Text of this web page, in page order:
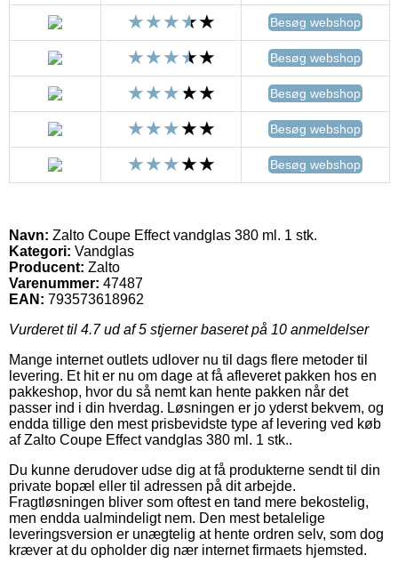
Besøg webshop
Besøg webshop
Besøg webshop
Besøg webshop
Besøg webshop
Navn: Zalto Coupe Effect vandglas 380 ml. 1 stk.
Kategori: Vandglas
Producent: Zalto
Varenummer: 47487
EAN: 793573618962
Vurderet til 4.7ud af 5 stjerner baseret på 10 anmeldelser
Mange internet outlets udlover nu til dags flere metoder til
levering. Et hit er nu om dage at få afleveret pakken hos en
pakkeshop, hvor du så nemt kan hente pakken når det
passer ind i din hverdag. Løsningen er jo yderst bekvem, og
endda tillige den mest prisbevidste type af levering ved køb
af Zalto Coupe Effect vandglas 380 ml. 1 stk..
Du kunne derudover udse dig at få produkterne sendt til din
private bopæl eller til adressen på dit arbejde.
Fragtløsningen bliver som oftest en tand mere bekostelig,
men endda ualmindeligt nem. Den mest betalelige
leveringsversion er unægtelig at hente ordren selv, som dog
kræver at du opholder dig nær internet firmaets hjemsted.